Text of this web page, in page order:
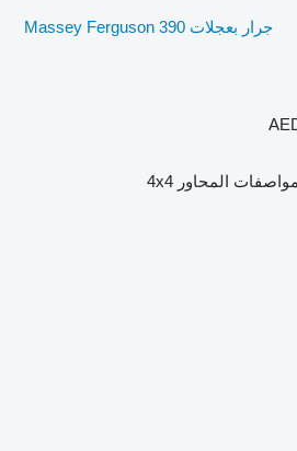
جرار بعجلات Massey Ferguson 390
مواصفات المحاور 4x4